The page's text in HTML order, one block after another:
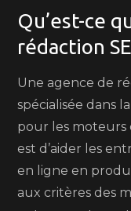
Qu’est-ce
rédaction
Une agence de
spécialisée dans
pour les moteurs
est d’aider les
en ligne en
aux critères des